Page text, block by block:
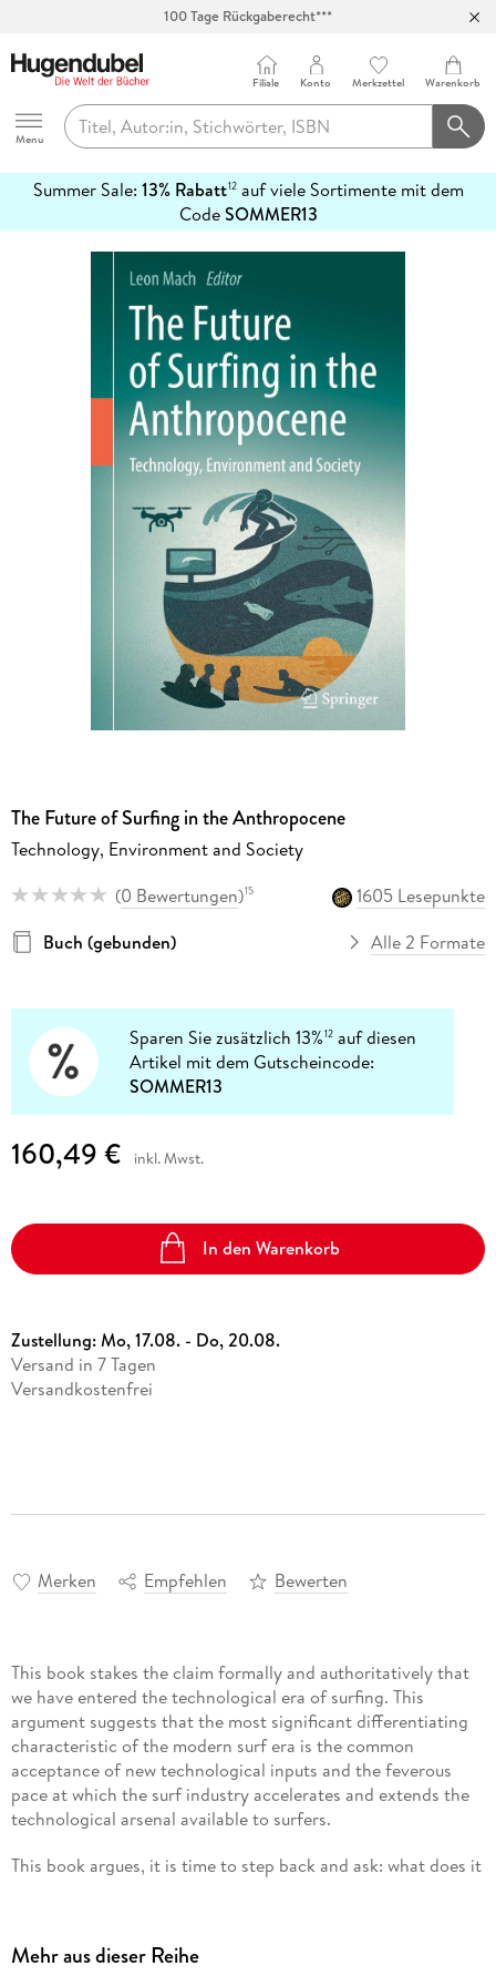
100 Tage Rückgaberecht***
Hugendubel
Menu
Filiale Konto Merkzettel Warenkorb
Summer Sale: 13% Rabatt12auf viele Sortimente mit dem
CodeSOMMER13
erfahren
The Future of Surfing in the Anthropocene
Technology, Environment and Society
(0 Bewertungen)15
1605 Lesepunkte
Buch (gebunden)
Alle 2 Formate
Sparen Sie zusätzlich 13%12 auf diesen
Artikel mit dem Gutscheincode:
SOMMER13
160,49 € inkl. Mwst.
In den Warenkorb
Zustellung:Mo, 17.08. - Do, 20.08.
Versand in 7 Tagen
Versandkostenfrei
Merken Empfehlen Bewerten
This book stakes the claim formally and authoritatively that
we have entered the technological era of surfing. This
argument suggests that the most significant differentiating
characteristic of the modern surf era is the common
acceptance of new technological inputs and the feverous
pace at which the surf industry accelerates and extends the
technological arsenal available to surfers.
This book argues, it is time to step back and ask: what does it
when this dialogue occurs can we begin to understand
Mehr aus dieser Reihe